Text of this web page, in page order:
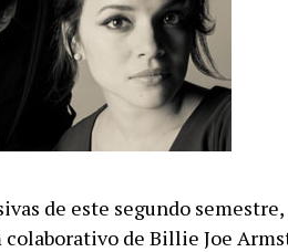
de este segundo
de Billie Joe